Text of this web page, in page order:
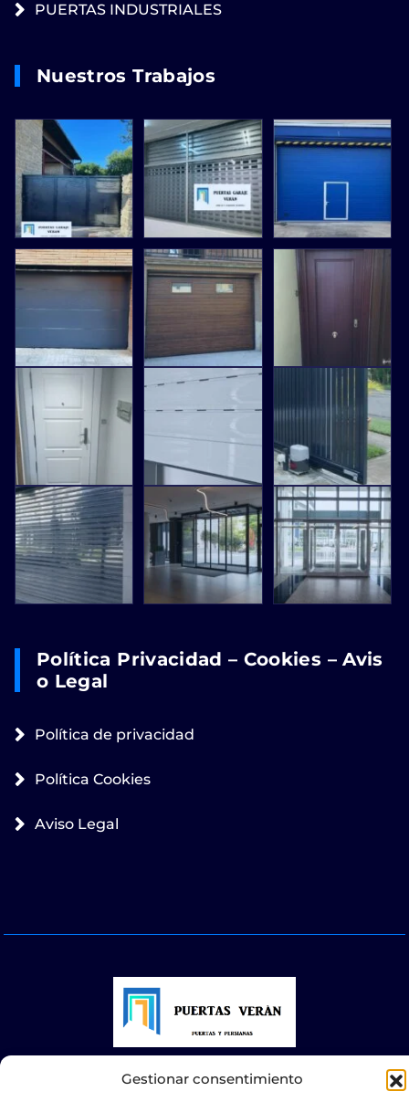
Gestionar consentimiento
PUERTAS INDUSTRIALES
Nuestros Trabajos
Política Privacidad – Cookies – Avis
O Legal
Política de privacidad
Política Cookies
Aviso Legal
© 2025 Puertas Automáticas Zaragoza | Todos los